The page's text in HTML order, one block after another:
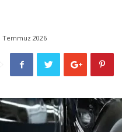
Temmuz 2026